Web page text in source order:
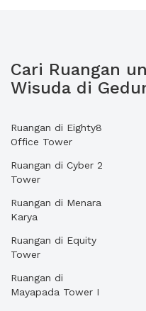
Cari Ruangan
Wisuda di
Ruangan di Eighty8
Office Tower
Ruangan di Cyber 2
Tower
Ruangan di Menara
Karya
Ruangan di Equity
Tower
Ruangan di
Mayapada Tower I